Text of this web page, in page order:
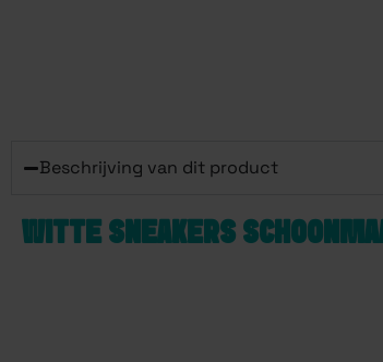
Beschrijving van dit product
WITTE SNEAKERS